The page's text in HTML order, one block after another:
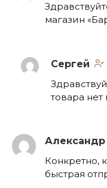
магазин
Сергей
товара нет
Александр
Конкретно,
быстрая